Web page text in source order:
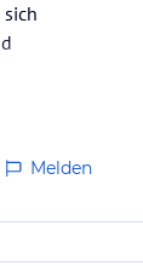
Melden